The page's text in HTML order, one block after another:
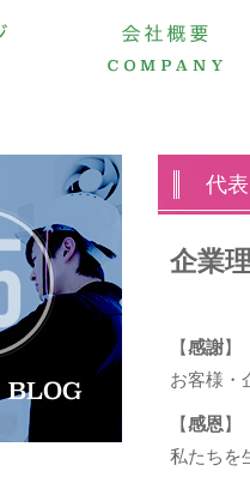
代
企業
【感謝】
お客様・
【感恩】
私たちを